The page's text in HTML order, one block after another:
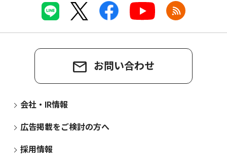
お問い合わせ
会社・IR情報
広告掲載をご検討の方へ
採用情報